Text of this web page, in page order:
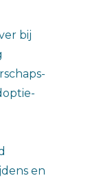
bij
en